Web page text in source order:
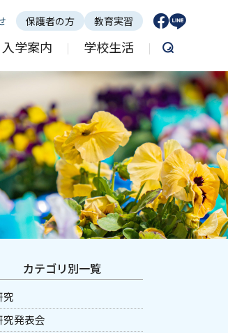
保護者の方 教育実習
本方針
いて
入学案内
転入学について
学校生活
給食
学校生活ブログ（明日に向かって）
カテゴリ別一覧
究
究発表会
ホーム
学校紹介
研究活動
教育